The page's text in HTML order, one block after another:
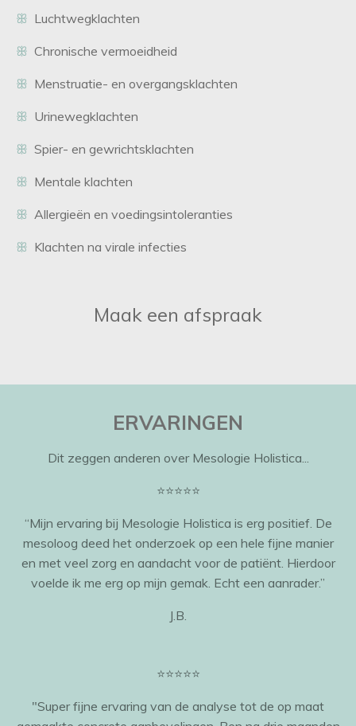
ꕥ Luchtwegklachten
ꕥ Chronische vermoeidheid
ꕥ Menstruatie- en overgangsklachten
ꕥ Urinewegklachten
ꕥ Spier- en gewrichtsklachten
ꕥ Mentale klachten
ꕥ Allergieën en voedingsintoleranties
ꕥ Klachten na virale infecties
Maak een afspraak
ERVARINGEN
Dit zeggen anderen over Mesologie Holistica...
⭐️⭐️⭐️⭐️⭐️
“Mijn ervaring bij Mesologie Holistica is erg positief. De
mesoloog deed het onderzoek op een hele fijne manier
en met veel zorg en aandacht voor de patiënt. Hierdoor
voelde ik me erg op mijn gemak. Echt een aanrader.”
J.B.
⭐️⭐️⭐️⭐️⭐️
"Super fijne ervaring van de analyse tot de op maat